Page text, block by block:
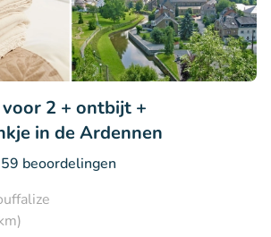
2 + ontbijt +
in de Ardennen
beoordelingen